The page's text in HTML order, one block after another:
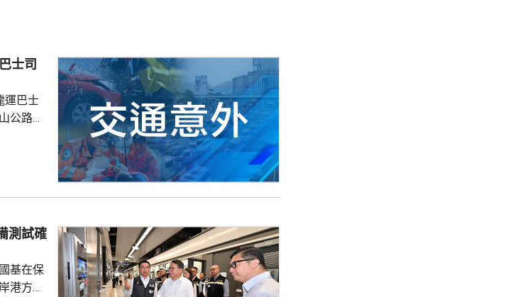
運巴士
公路出
理。
事車長
配合警
測試確
基在保
港方口